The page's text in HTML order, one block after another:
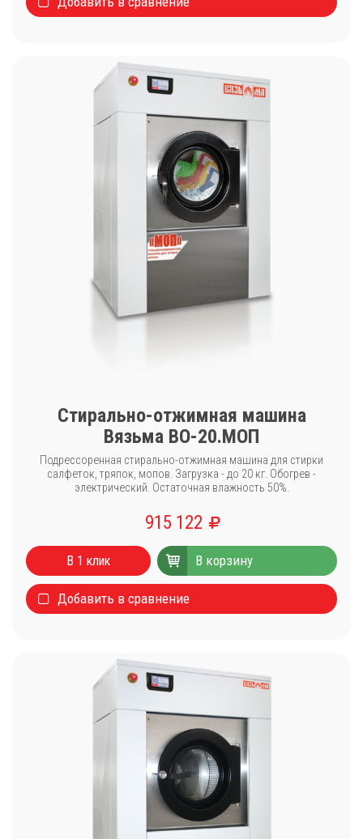
Стирально-отжимная машина
Вязьма ВО-20.МОП
Подрессоренная стирально-отжимная машина для стирки
салфеток, тряпок, мопов. Загрузка - до 20 кг. Обогрев -
электрический. Остаточная влажность 50%.
915 122
В 1 клик В корзину
Добавить в сравнение